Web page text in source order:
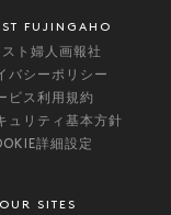
FUJINGAHO
ト婦人画報社
バシーポリシー
ビス利用規約
ュリティ基本方針
詳細設定
OUR SITES